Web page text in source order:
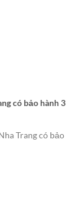
có bảo hành 3
Trang có bảo